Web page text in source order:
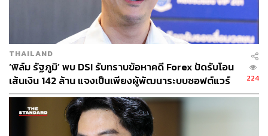
สมโภชน์ อาหุนัย ปปง.
กรมสอบสวนคดีพิเศษ (DSI)
อมร ทรัพย์ทวีกุล
สำนักงานคณะกรรมการกำกับหลักทรัพย์และ
ตลาดหลักทรัพย์ (ก.ล.ต.)
พรเลิศ เตชะรัตโนภาส
THAILAND
‘ฟิล์ม รัฐภูมิ’ พบ DSI รับทราบข้อหาคดี Forex ปัดรับโอน
เส้นเงิน 142 ล้าน แจงเป็นเพียงผู้พัฒนาระบบซอฟต์แวร์
224